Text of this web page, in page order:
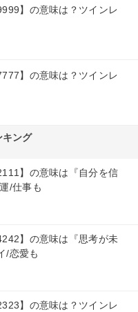
】の意味は？ツインレ
】の意味は？ツインレ
キング
】の意味は『自分を信
/仕事も
】の意味は『思考が未
/恋愛も
】の意味は？ツインレ